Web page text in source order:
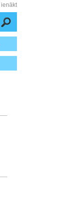
Meklēšana
ienākt